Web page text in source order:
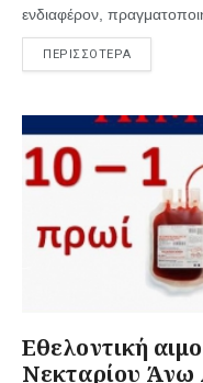
ενδιαφέρον,
ΠΕΡΙΣΣΟΤΕΡΑ
Εθελοντική
Νεκταρίου Άνω